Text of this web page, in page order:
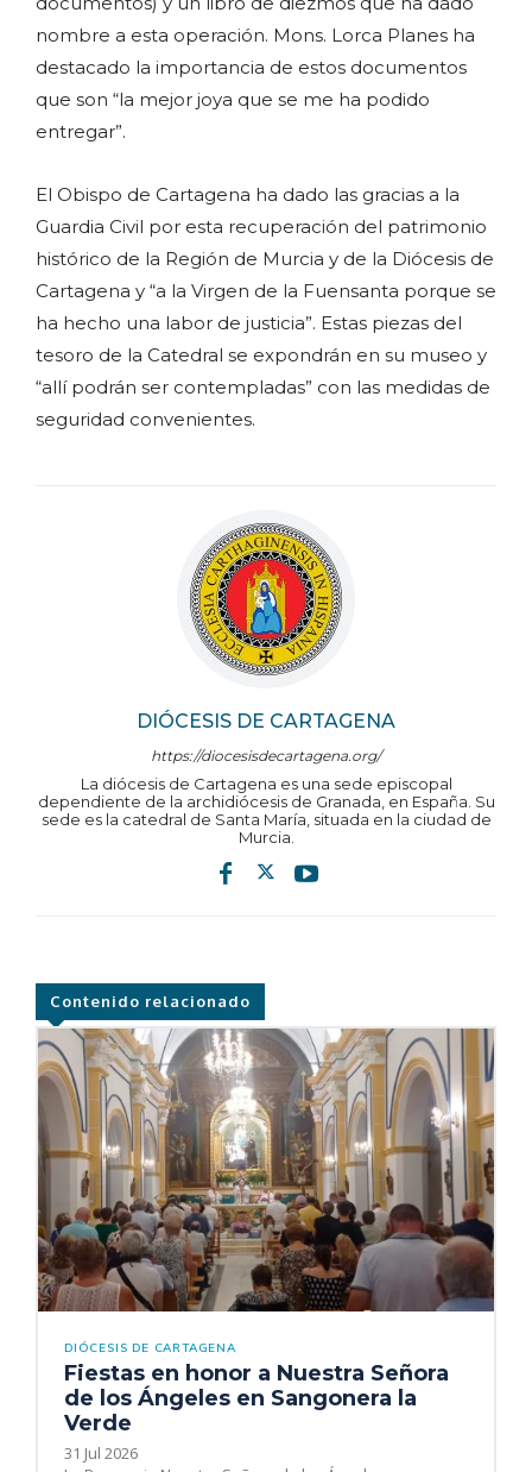
DIÓCESIS DE CARTAGENA
https://diocesisdecartagena.org/
La diócesis de Cartagena es una sede episcopal
dependiente de la archidiócesis de Granada, en España. Su
sede es la catedral de Santa María, situada en la ciudad de
Murcia.
nombre a esta operación. Mons. Lorca Planes ha
destacado la importancia de estos documentos
que son “la mejor joya que se me ha podido
entregar”.
El Obispo de Cartagena ha dado las gracias a la
Guardia Civil por esta recuperación del patrimonio
histórico de la Región de Murcia y de la Diócesis de
Cartagena y “a la Virgen de la Fuensanta porque se
ha hecho una labor de justicia”. Estas piezas del
tesoro de la Catedral se expondrán en su museo y
“allí podrán ser contempladas” con las medidas de
seguridad convenientes.
Contenido relacionado
DIÓCESIS DE CARTAGENA
Fiestas en honor a Nuestra Señora
de los Ángeles en Sangonera la
Verde
31 Jul 2026